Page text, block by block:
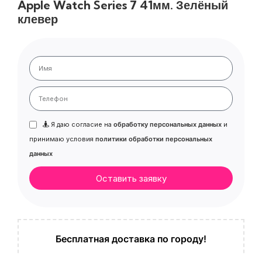
Apple Watch Series 7 41мм. Зелёный
клевер
Я даю согласие на обработку персональных данных и
принимаю условия политики обработки персональных
данных
Оставить заявку
Бесплатная доставка по городу!